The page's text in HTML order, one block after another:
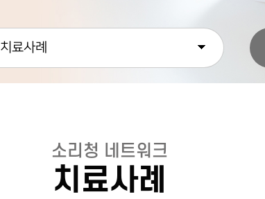
치료사례
소리청 네트워크
치료사례